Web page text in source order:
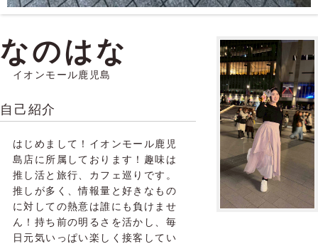
なのはな
イオンモール鹿児島
自己紹介
はじめまして！イオンモール鹿児
島店に所属しております！趣味は
推し活と旅行、カフェ巡りです。
推しが多く、情報量と好きなもの
に対しての熱意は誰にも負けませ
ん！持ち前の明るさを活かし、毎
日元気いっぱい楽しく接客してい